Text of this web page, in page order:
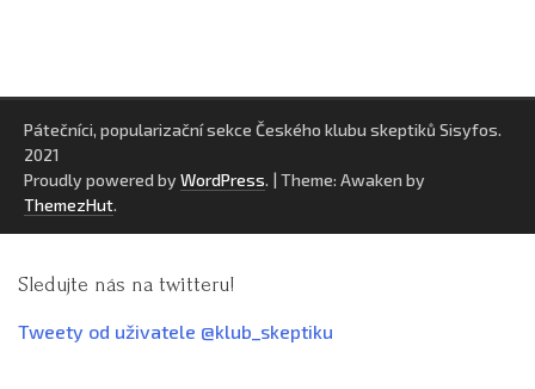
Pátečníci, popularizační sekce Českého klubu skeptiků Sisyfos.
2021
Proudly powered by WordPress. | Theme: Awaken by
ThemezHut.
Sledujte nás na twitteru!
Tweety od uživatele @klub_skeptiku